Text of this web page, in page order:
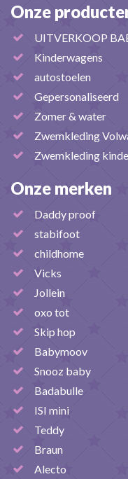
Onze
UITVERKOOP
Kinderwagens
autostoelen
Gepersonaliseerd
Zomer & water
Zwemkleding
Zwemkleding
Onze merken
Daddy proof
stabifoot
childhome
Vicks
Jollein
oxo tot
Skip hop
Babymoov
Snooz baby
Badabulle
ISI mini
Teddy
Braun
Alecto